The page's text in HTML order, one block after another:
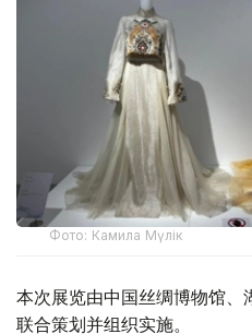
Фото: Камила Мүлік
本次展览由中国丝绸博物馆
联合策划并组织实施。